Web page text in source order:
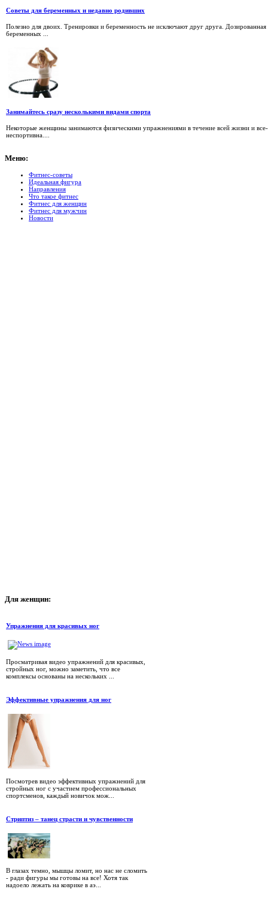
Советы для беременных и недавно родивших
Полезно для двоих. Тренировки и беременность не исключают друг друга.
беременных ...
Занимайтесь сразу несколькими видами спорта
Некоторые женщины занимаются физическими упражнениями в течение всей жизни и
неспортивна....
Меню:
Фитнес-советы
Идеальная фигура
Направления
Что такое фитнес
Фитнес для женщин
Фитнес для мужчин
Новости
Для женщин:
Упражнения для красивых ног
Просматривая видео упражнений для красивых,
стройных ног, можно заметить, что все
комплексы основаны на нескольких ...
Эффективные упражнения для ног
Посмотрев видео эффективных упражнений для
стройных ног с участием профессиональных
спортсменов, каждый новичок мож...
Стриптиз – танец страсти и чувственности
В глазах темно, мышцы ломит, но нас не сломить
- ради фигуры мы готовы на все! Хотя так
надоело лежать на коврике в аэ...